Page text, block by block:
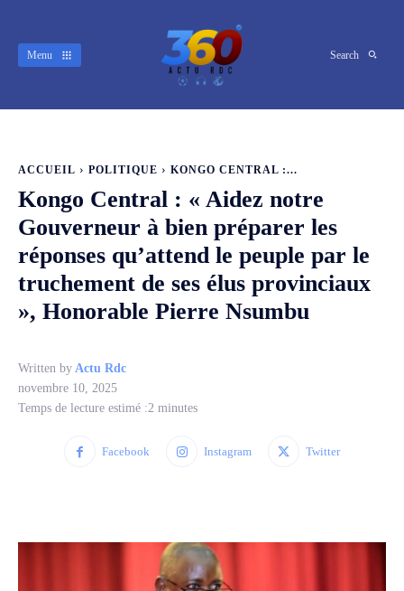
Menu Search
ACCUEIL POLITIQUE KONGO CENTRAL :...
Kongo Central : « Aidez notre
Gouverneur à bien préparer les
réponses qu’attend le peuple par le
truchement de ses élus provinciaux
», Honorable Pierre Nsumbu
Written by Actu Rdc
novembre 10, 2025
Temps de lecture estimé :2 minutes
Facebook Instagram Twitter